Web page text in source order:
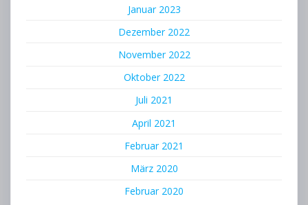
Januar 2023
Dezember 2022
November 2022
Oktober 2022
Juli 2021
April 2021
Februar 2021
März 2020
Februar 2020